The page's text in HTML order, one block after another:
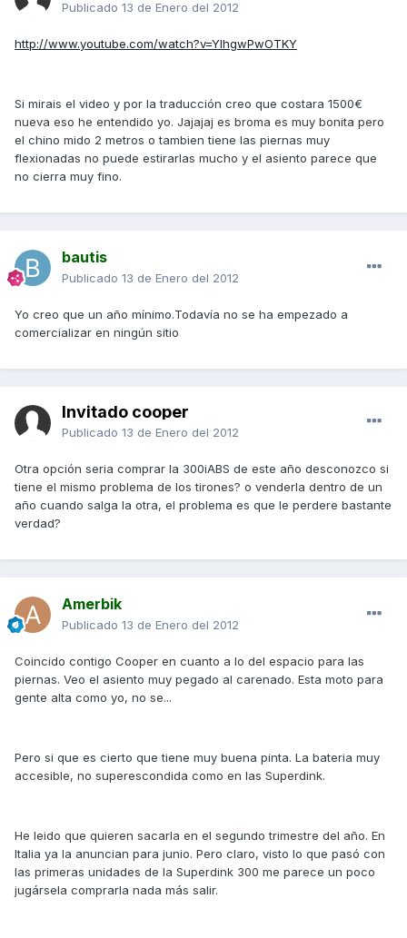
Publicado 13 de Enero del 2012
http://www.youtube.com/watch?v=YIhgwPwOTKY
Si mirais el video y por la traducción creo que costara 1500€
nueva eso he entendido yo. Jajajaj es broma es muy bonita pero
el chino mido 2 metros o tambien tiene las piernas muy
flexionadas no puede estirarlas mucho y el asiento parece que
no cierra muy fino.
bautis
Publicado 13 de Enero del 2012
Yo creo que un año mínimo.Todavía no se ha empezado a
comercializar en ningún sitio
Invitado cooper
Publicado 13 de Enero del 2012
Otra opción seria comprar la 300iABS de este año desconozco si
tiene el mismo problema de los tirones? o venderla dentro de un
año cuando salga la otra, el problema es que le perdere bastante
verdad?
Amerbik
Publicado 13 de Enero del 2012
Coincido contigo Cooper en cuanto a lo del espacio para las
piernas. Veo el asiento muy pegado al carenado. Esta moto para
gente alta como yo, no se...
Pero si que es cierto que tiene muy buena pinta. La bateria muy
accesible, no superescondida como en las Superdink.
He leido que quieren sacarla en el segundo trimestre del año. En
Italia ya la anuncian para junio. Pero claro, visto lo que pasó con
las primeras unidades de la Superdink 300 me parece un poco
jugársela comprarla nada más salir.